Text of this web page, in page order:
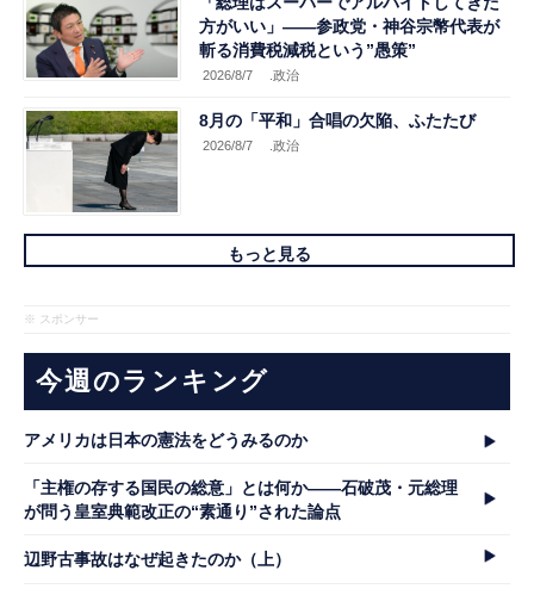
方がいい」――参政党・神谷宗幣代表が
斬る消費税減税という”愚策”
2026/8/7 .政治
8月の「平和」合唱の欠陥、ふたたび
2026/8/7 .政治
もっと見る
※ スポンサー
今週のランキング
アメリカは日本の憲法をどうみるのか
「主権の存する国民の総意」とは何か――石破茂・元総理
が問う皇室典範改正の“素通り”された論点
辺野古事故はなぜ起きたのか（上）